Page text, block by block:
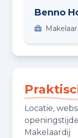
Benno
Locatie,
Makelaardij